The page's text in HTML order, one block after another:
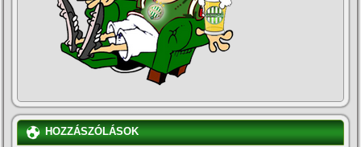
HOZZÁSZÓLÁSOK